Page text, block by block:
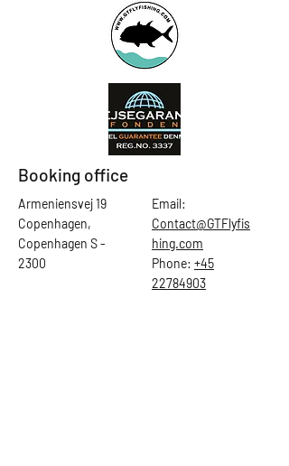
Booking office
Armeniensvej 19
Copenhagen,
Copenhagen S -
2300
Email:
Contact@GTFlyfis
hing.com
Phone: +45
22784903